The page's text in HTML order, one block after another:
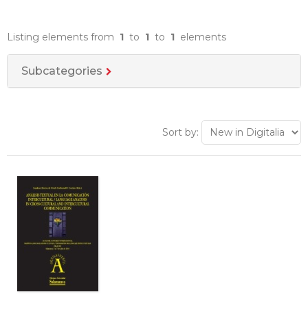
Listing elements from 1 to 1 to 1 elements
Subcategories
Sort by: